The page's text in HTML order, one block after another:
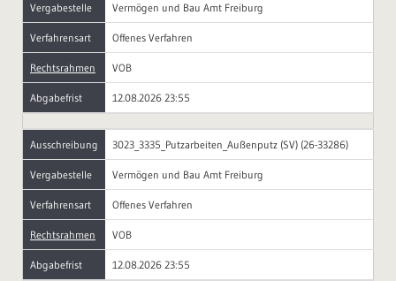
Vergabestelle Vermögen und Bau Amt Freiburg
Verfahrensart Offenes Verfahren
Rechtsrahmen VOB
Abgabefrist 12.08.2026 23:55
Ausschreibung 3023_3335_Putzarbeiten_Außenputz (SV) (26-33286)
Vergabestelle Vermögen und Bau Amt Freiburg
Verfahrensart Offenes Verfahren
Rechtsrahmen VOB
Abgabefrist 12.08.2026 23:55